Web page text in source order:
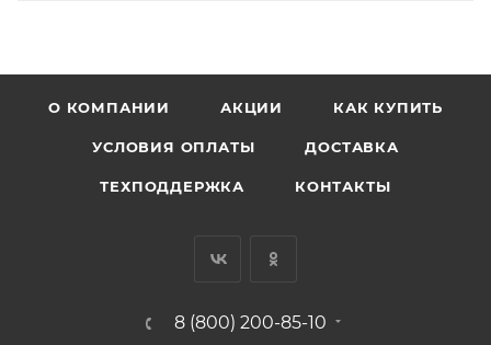
О КОМПАНИИ АКЦИИ КАК КУПИТЬ
УСЛОВИЯ ОПЛАТЫ ДОСТАВКА
ТЕХПОДДЕРЖКА КОНТАКТЫ
8 (800) 200-85-10